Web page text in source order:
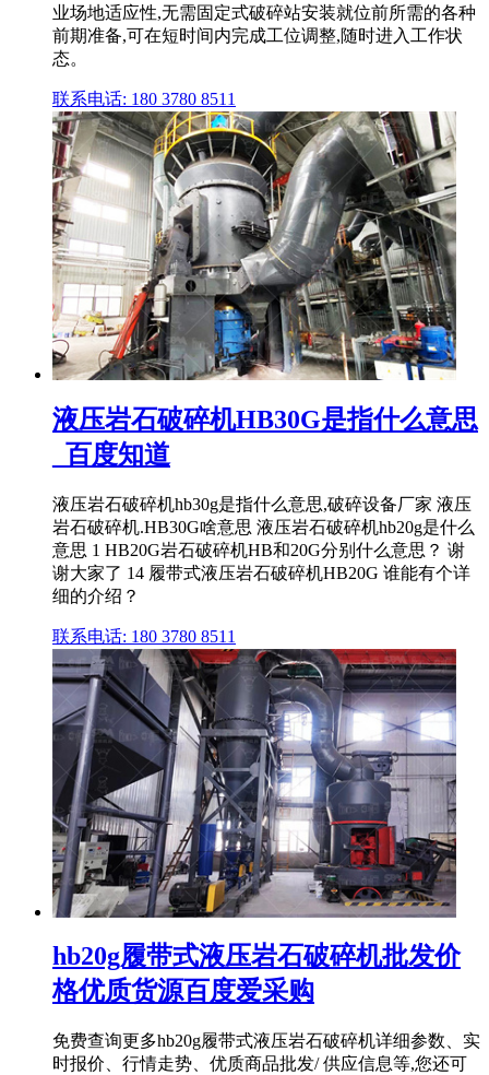
业场地适应性,无需固定式破碎站安装就位前所需的各种
前期准备,可在短时间内完成工位调整,随时进入工作状
态。
联系电话: 180 3780 8511
液压岩石破碎机HB30G是指什么意思
_百度知道
液压岩石破碎机hb30g是指什么意思,破碎设备厂家 液压
岩石破碎机.HB30G啥意思 液压岩石破碎机hb20g是什么
意思 1 HB20G岩石破碎机HB和20G分别什么意思？ 谢
谢大家了 14 履带式液压岩石破碎机HB20G 谁能有个详
细的介绍？
联系电话: 180 3780 8511
hb20g履带式液压岩石破碎机批发价
格优质货源百度爱采购
免费查询更多hb20g履带式液压岩石破碎机详细参数、实
时报价、行情走势、优质商品批发/ 供应信息等,您还可